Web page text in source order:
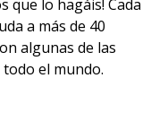
que lo hagáis! Cada
a más de 40
algunas de las
el mundo.